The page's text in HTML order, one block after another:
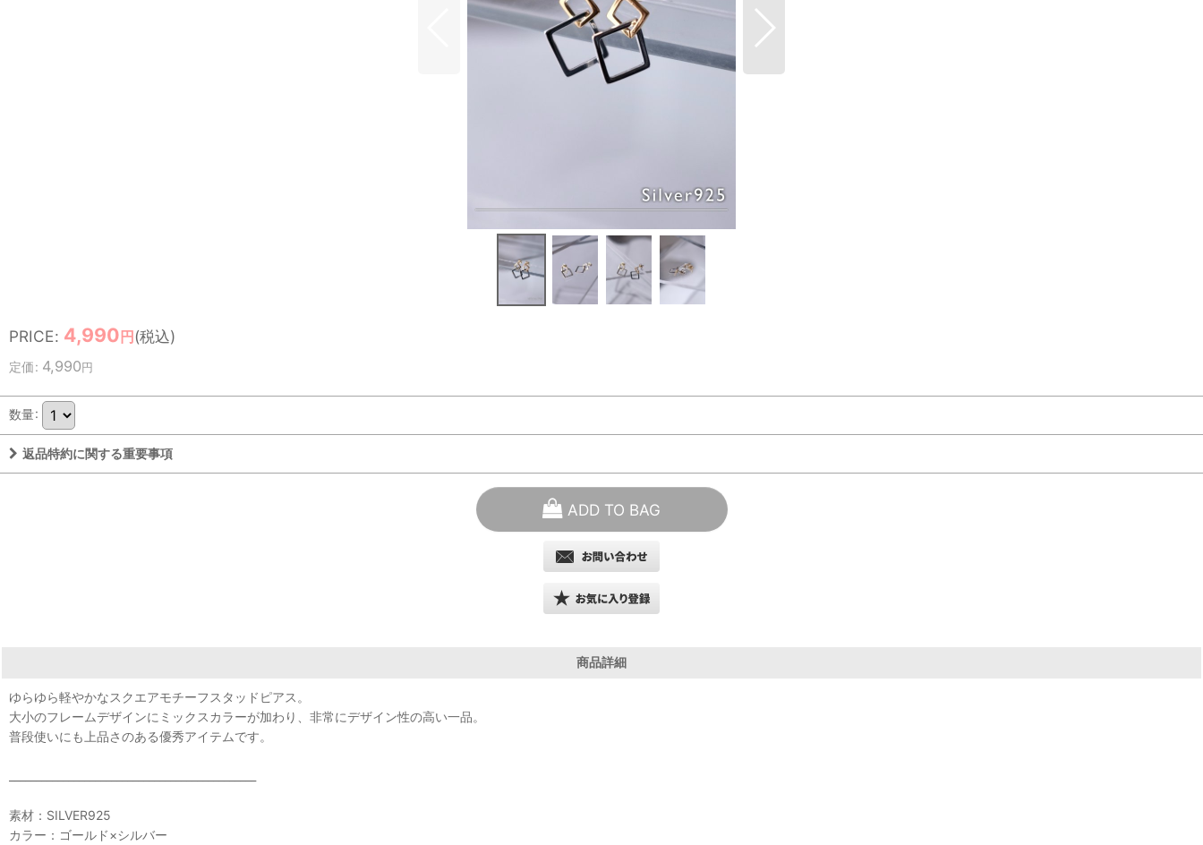
PRICE: 4,990円(税込)
定価: 4,990円
数量:
返品特約に関する重要事項
ADD TO BAG
商品詳細
ゆらゆら軽やかなスクエアモチーフスタッドピアス。
大小のフレームデザインにミックスカラーが加わり、非常にデザイン性の高い一品。
普段使いにも上品さのある優秀アイテムです。
素材：SILVER925
カラー：ゴールド×シルバー